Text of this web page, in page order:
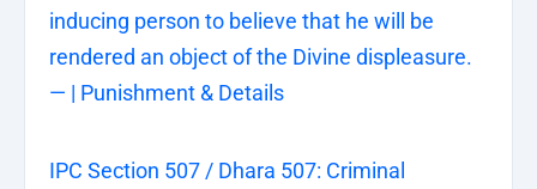
inducing person to believe that he will be
rendered an object of the Divine displeasure.
— | Punishment & Details
IPC Section 507 / Dhara 507: Criminal